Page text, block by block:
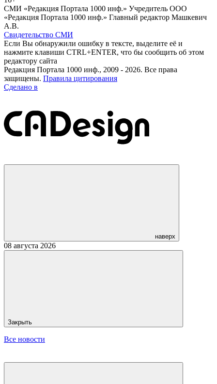
СМИ «Редакция Портала 1000 инф.» Учредитель ООО
«Редакция Портала 1000 инф.» Главный редактор Машкевич
А.В.
Свидетельство СМИ
Если Вы обнаружили ошибку в тексте, выделите её и
нажмите клавиши CTRL+ENTER, что бы сообщить об этом
редактору сайта
Редакция Портала 1000 инф., 2009 - 2026. Все права
защищены. Правила цитирования
Сделано в
наверх
08 августа 2026
Закрыть
Все новости